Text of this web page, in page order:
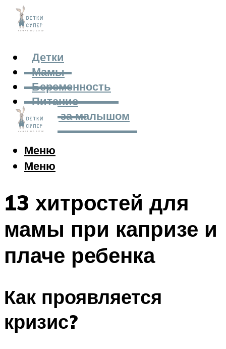
Детки
Мамы
Беременность
Питание
Уход за малышом
Меню
Меню
13 хитростей для
мамы при капризе и
плаче ребенка
Как проявляется
кризис?